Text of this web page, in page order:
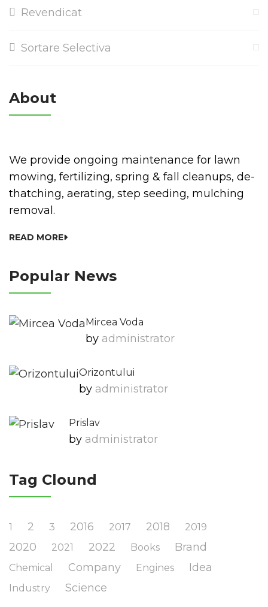
Revendicat
Sortare Selectiva
About
We provide ongoing maintenance for lawn
mowing, fertilizing, spring & fall cleanups, de-
thatching, aerating, step seeding, mulching
removal.
READ MORE
Popular News
Mircea Voda
by Administrator
Orizontului
by Administrator
Prislav
by Administrator
Tag Clound
1 2 3 2016 2017 2018 2019
2020 2021 2022 Books Brand
Chemical Company Engines Idea
Industry Science